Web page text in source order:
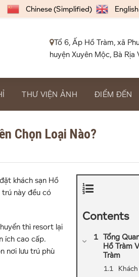
Chinese (Simplified) English
Tổ 6, Ấp Hồ Tràm, xã
huyện Xuyên Mộc, Bà Rịa
THƯ VIỆN ẢNH ĐIỂM ĐẾN
Chọn Loại Nào?
Contents
Tổng
Hồ Tràm
Tràm
khách sạn Hồ
trú này đều có
thì resort lại
ích cao cấp.
nơi lưu trú phù